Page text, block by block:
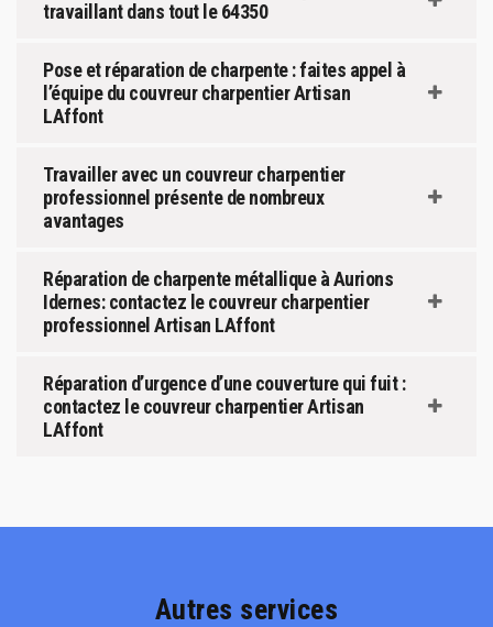
travaillant dans tout le 64350
Pose et réparation de charpente : faites appel à
l’équipe du couvreur charpentier Artisan
LAffont
Travailler avec un couvreur charpentier
professionnel présente de nombreux
avantages
Réparation de charpente métallique à Aurions
Idernes: contactez le couvreur charpentier
professionnel Artisan LAffont
Réparation d’urgence d’une couverture qui fuit :
contactez le couvreur charpentier Artisan
LAffont
Autres services